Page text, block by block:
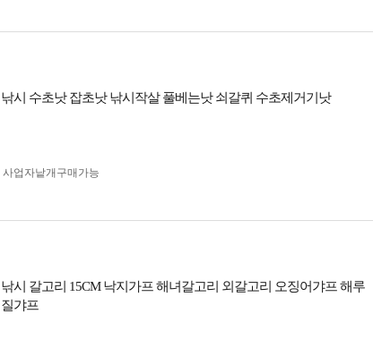
낚시 수초낫 잡초낫 낚시작살 풀베는낫 쇠갈퀴 수초제거기낫
사업자 낱개구매가능
낚시 갈고리 15CM 낙지가프 해녀갈고리 외갈고리 오징어갸프 해루
질갸프